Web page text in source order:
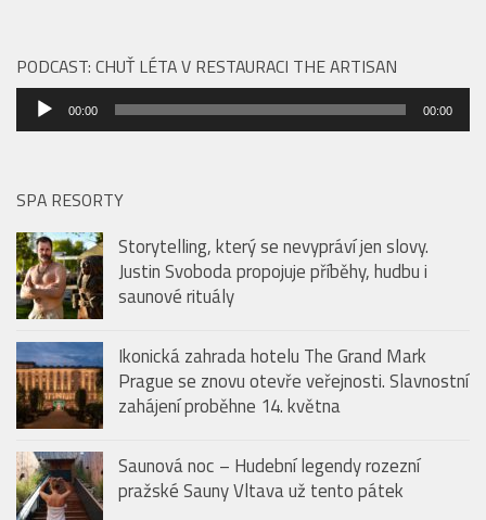
SPA RESORTY
Storytelling, který se nevypráví jen slovy.
saunové rituály
Ikonická zahrada hotelu The Grand Mark
Prague se znovu otevře veřejnosti. Slavnostní
zahájení proběhne 14. května
Saunová noc – Hudební legendy rozezní
pražské Sauny Vltava už tento pátek